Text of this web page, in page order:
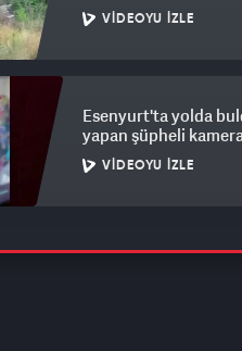
VIDEOYU İZLE
Esenyurt'ta yolda
yapan şüpheli
VIDEOYU İZLE